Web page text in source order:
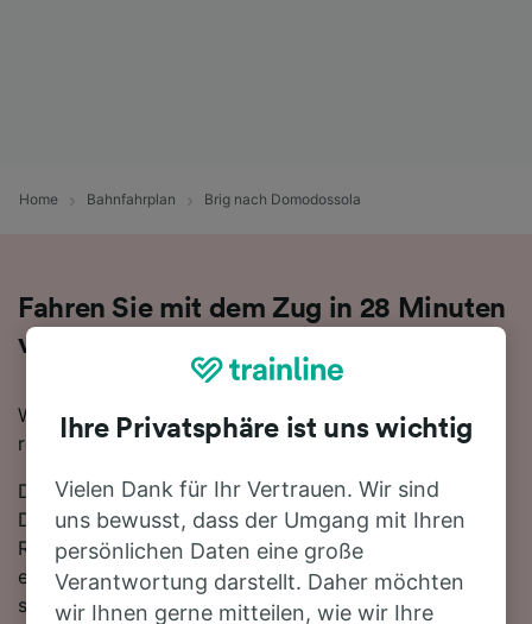
Home Bahnfahrplan Brig nach Domodossola
Fahren Sie mit dem Zug in 28 Minuten
von Brig nach Domodossola
Wenn Sie mit dem Zug von Brig nach Domodossola
reisen möchten, sind Sie hier genau richtig.
Die schnellste Reisezeit für die Fahrt von Brig nach
Domodossola mit dem Zug beträgt 28 Minuten. In der
Regel fahren auf dieser Route, die sich über 33 km
erstreckt, etwa 20 Züge am Tag. Sobald Sie an Bord
sind, können Sie sich zurücklehnen und entspannen,
Ihre Privatsphäre ist uns wichtig
Vielen Dank für Ihr Vertrauen. Wir sind
uns bewusst, dass der Umgang mit Ihren
persönlichen Daten eine große
Verantwortung darstellt. Daher möchten
wir Ihnen gerne mitteilen, wie wir Ihre